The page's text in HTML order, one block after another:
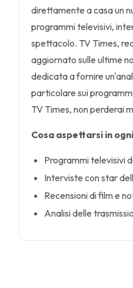
direttamente a casa un
programmi televisivi,
spettacolo. TV Times,
aggiornato sulle ultime
dedicata a fornire
particolare sui
TV Times, non perderai
Cosa aspettarsi in
Programmi televisivi
Interviste con star
Recensioni di film e
Analisi delle